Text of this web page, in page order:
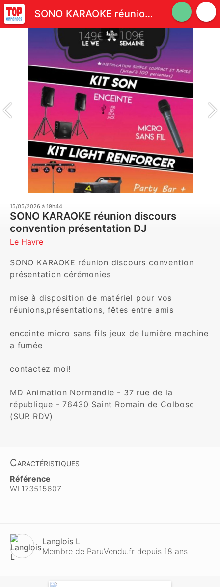
SONO KARAOKE réunion discours convention présentation DJ
1/3
15/05/2026 à 19h44
SONO KARAOKE réunion discours
convention présentation DJ
Le Havre
SONO KARAOKE réunion discours convention
présentation cérémonies
mise à disposition de matériel pour vos
réunions,présentations, fêtes entre amis
enceinte micro sans fils jeux de lumière machine
a fumée
contactez moi!
MD Animation Normandie - 37 rue de la
république - 76430 Saint Romain de Colbosc
(SUR RDV)
Caractéristiques
Référence
WL173515607
Langlois L
Membre de ParuVendu.fr depuis 18 ans